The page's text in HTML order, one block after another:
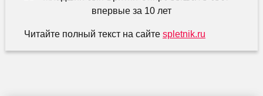
Читайте полный текст на сайте spletnik.ru